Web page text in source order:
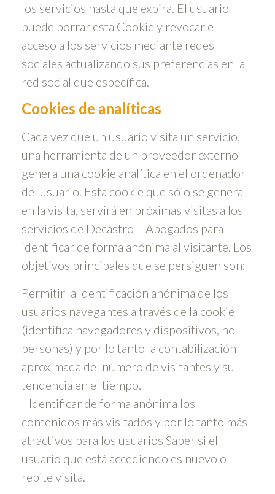
los servicios hasta que expira. El usuario
puede borrar esta Cookie y revocar el
acceso a los servicios mediante redes
sociales actualizando sus preferencias en la
red social que específica.
Cookies de analíticas
Cada vez que un usuario visita un servicio,
una herramienta de un proveedor externo
genera una cookie analítica en el ordenador
del usuario. Esta cookie que sólo se genera
en la visita, servirá en próximas visitas a los
servicios de Decastro – Abogados para
identificar de forma anónima al visitante. Los
objetivos principales que se persiguen son:
Permitir la identificación anónima de los
usuarios navegantes a través de la cookie
(identifica navegadores y dispositivos, no
personas) y por lo tanto la contabilización
aproximada del número de visitantes y su
tendencia en el tiempo.
Identificar de forma anónima los
contenidos más visitados y por lo tanto más
atractivos para los usuarios Saber si el
usuario que está accediendo es nuevo o
repite visita.